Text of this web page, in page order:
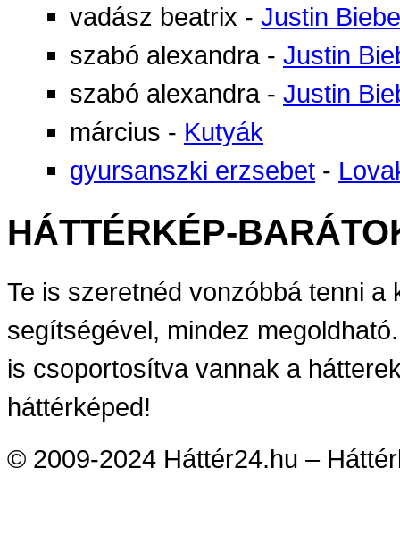
vadász beatrix - Justin
szabó alexandra - Justin
szabó alexandra - Justin
március - Kutyák
gyursanszki erzsebet -
HÁTTÉRKÉP-
Te is szeretnéd vonzóbbá tenni
segítségével, mindez
is csoportosítva vannak a
háttérképed!
© 2009-2024 Háttér24.hu –